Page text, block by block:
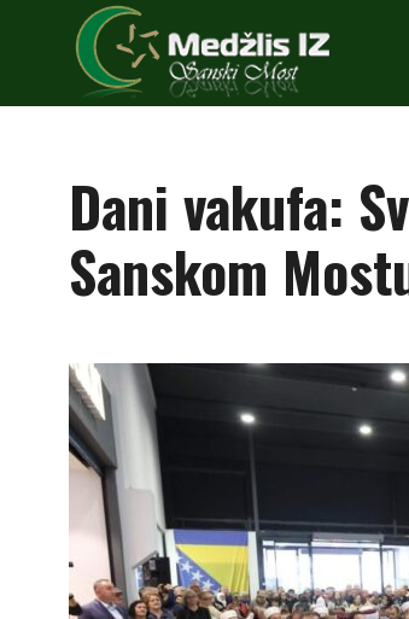
Dani vakufa:
Sanskom